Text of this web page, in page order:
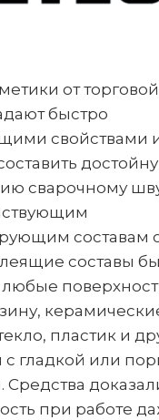
от
быстро
свойствами
сварочному
составам
составы
пластик и
гладкой или
Средства
при работе